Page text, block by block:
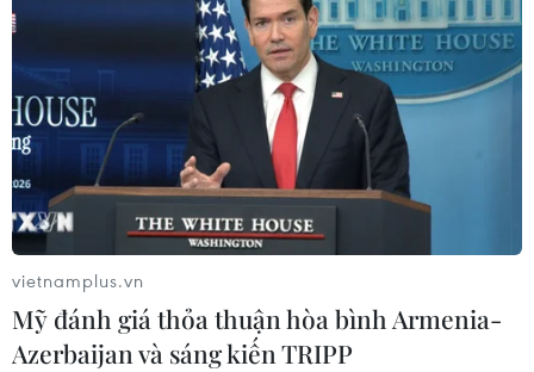
vietnamplus.vn
Mỹ đánh giá thỏa thuận hòa bình Armenia-
Azerbaijan và sáng kiến TRIPP